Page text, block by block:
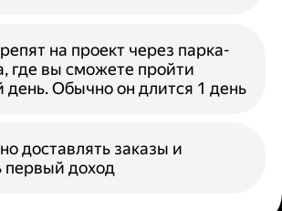
на проект через парка-
где вы сможете пройти
день. Обычно он длится 1 день
доставлять заказы и
первый доход